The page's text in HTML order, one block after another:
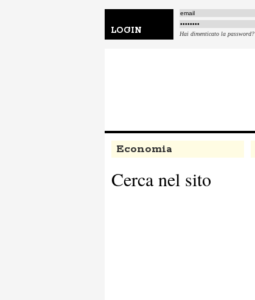
LOGIN Hai dimenticato la password?
Economia
Cerca nel sito